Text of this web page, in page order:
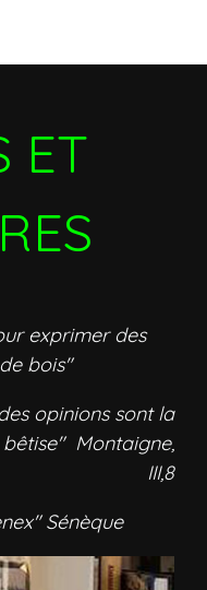
ET
exprimer des
bois"
opinions sont la
Montaigne,
III,8
Sénèque